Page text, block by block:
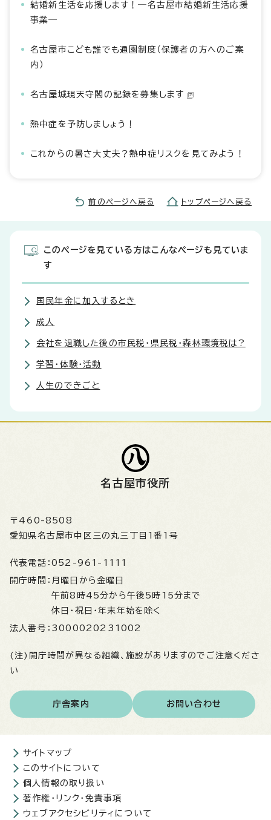
結婚新生活を応援します！―名古屋市結婚新生活応援
事業―
名古屋市こども誰でも通園制度（保護者の方へのご案
内）
名古屋城現天守閣の記録を募集します
熱中症を予防しましょう！
これからの暑さ大丈夫？熱中症リスクを見てみよう！
前のページへ戻る トップページへ戻る
このページを見ている方はこんなページも見ていま
す
国民年金に加入するとき
成人
会社を退職した後の市民税・県民税・森林環境税は?
学習・体験・活動
人生のできごと
名古屋市役所
〒460-8508
愛知県名古屋市中区三の丸三丁目1番1号
代表電話： 052-961-1111
開庁時間： 月曜日から金曜日
午前8時45分から午後5時15分まで
休日・祝日・年末年始を除く
法人番号： 3000020231002
(注)開庁時間が異なる組織、施設がありますのでご注意くださ
い
庁舎案内 お問い合わせ
サイトマップ
このサイトについて
個人情報の取り扱い
著作権・リンク・免責事項
ウェブアクセシビリティについて